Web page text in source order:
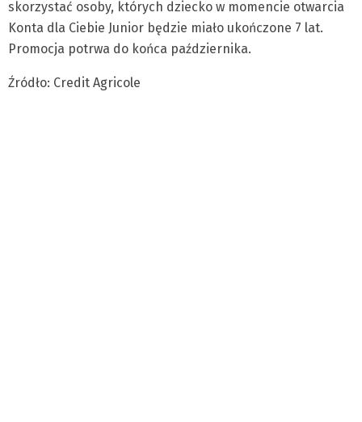
skorzystać osoby, których dziecko w momencie otwarcia
Konta dla Ciebie Junior będzie miało ukończone 7 lat.
Promocja potrwa do końca października.
Źródło: Credit Agricole